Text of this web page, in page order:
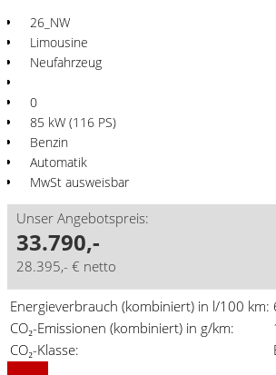
26_NW
Limousine
Neufahrzeug
0
85 kW (116 PS)
Benzin
Automatik
MwSt ausweisbar
Unser Angebotspreis:
33.790,-
28.395,- € netto
Energieverbrauch (kombiniert) in l/100 km:
CO₂-Emissionen (kombiniert) in g/km:
CO₂-Klasse: